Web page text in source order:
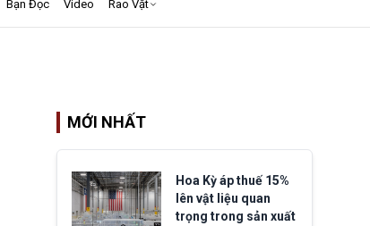
Bạn Đọc Video Rao Vặt
MỚI NHẤT
Hoa Kỳ áp thuế 15%
lên vật liệu quan
trọng trong sản xuất